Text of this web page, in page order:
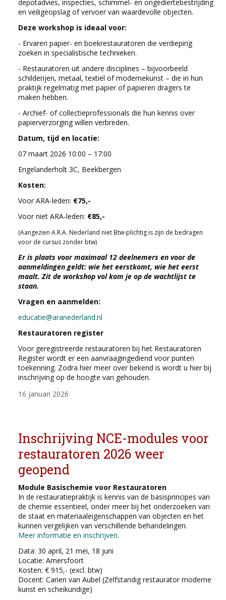
depotadvies, inspecties, schimmel- en ongediertebestrijding
en veiligeopslag of vervoer van waardevolle objecten.
Deze workshop is ideaal voor:
- Ervaren papier- en boekrestauratoren die verdieping
zoeken in specialistische technieken.
- Restauratoren uit andere disciplines – bijvoorbeeld
schilderijen, metaal, textiel of modernekunst – die in hun
praktijk regelmatig met papier of papieren dragers te
maken hebben.
- Archief- of collectieprofessionals die hun kennis over
papierverzorging willen verbreden.
Datum, tijd en locatie:
07 maart 2026 10:00 – 17:00
Engelanderholt 3C, Beekbergen
Kosten:
Voor ARA-leden: €75,-
Voor niet ARA-leden: €85,-
(Aangezien A.R.A. Nederland niet Btw-plichtig is zijn de bedragen
voor de cursus zonder btw)
Er is plaats voor maximaal 12 deelnemers en voor de
aanmeldingen geldt: wie het eerstkomt, wie het eerst
maalt. Zit de workshop vol kom je op de wachtlijst te
staan.
Vragen en aanmelden:
educatie@aranederland.nl
Restauratoren register
Voor geregistreerde restauratoren bij het Restauratoren
Register wordt er een aanvraagingediend voor punten
toekenning. Zodra hier meer over bekend is wordt u hier bij
inschrijving op de hoogte van gehouden.
16 januari 2026
Inschrijving NCE-modules voor
restauratoren 2026 weer
geopend
Module Basischemie voor Restauratoren
In de restauratiepraktijk is kennis van de basisprincipes van
de chemie essentieel, onder meer bij het onderzoeken van
de staat en materiaaleigenschappen van objecten en het
kunnen vergelijken van verschillende behandelingen.
Meer informatie en inschrijven.
Data: 30 april, 21 mei, 18 juni
Locatie: Amersfoort
Kosten: € 915,- (excl. btw)
Docent: Carien van Aubel (Zelfstandig restaurator moderne
kunst en scheikundige)